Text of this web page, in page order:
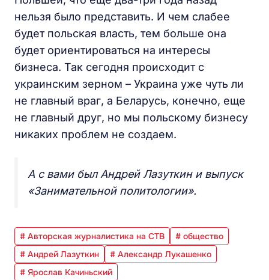
нельзя было представить. И чем слабее
будет польская власть, тем больше она
будет ориентироваться на интересы
бизнеса. Так сегодня происходит с
украинским зерном – Украина уже чуть ли
не главный враг, а Беларусь, конечно, еще
не главный друг, но мы польскому бизнесу
никаких проблем не создаем.
А с вами был Андрей Лазуткин и выпуск
«Занимательной политологии».
# Авторская журналистика на СТВ
# общество
# Андрей Лазуткин
# Александр Лукашенко
# Ярослав Качиньский